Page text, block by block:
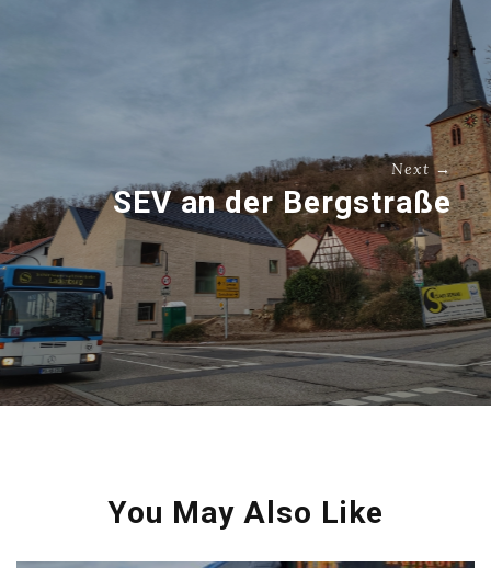
Next →
SEV an der Bergstraße
You May Also Like